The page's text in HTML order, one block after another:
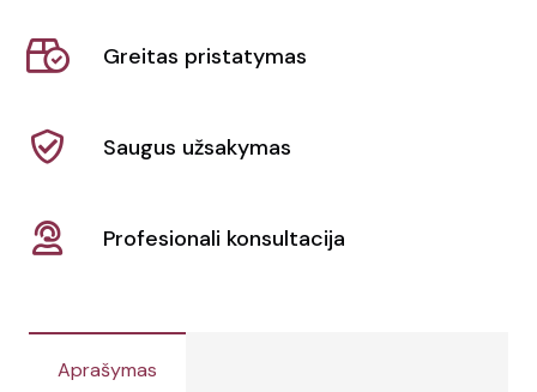
BAG
Greitas pristatymas
Saugus užsakymas
Profesionali konsultacija
Aprašymas